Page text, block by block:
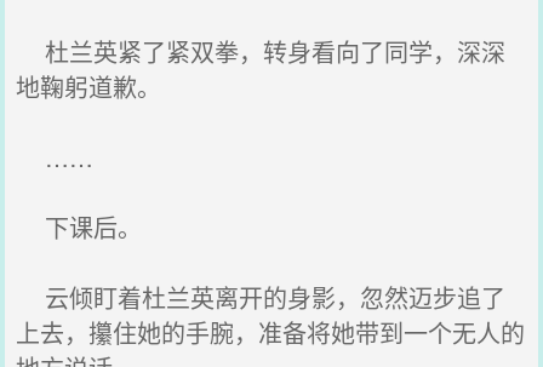
杜兰英紧了紧双拳，转身看向了同学，深深
地鞠躬道歉。
……
下课后。
云倾盯着杜兰英离开的身影，忽然迈步追了
上去，攥住她的手腕，准备将她带到一个无人的